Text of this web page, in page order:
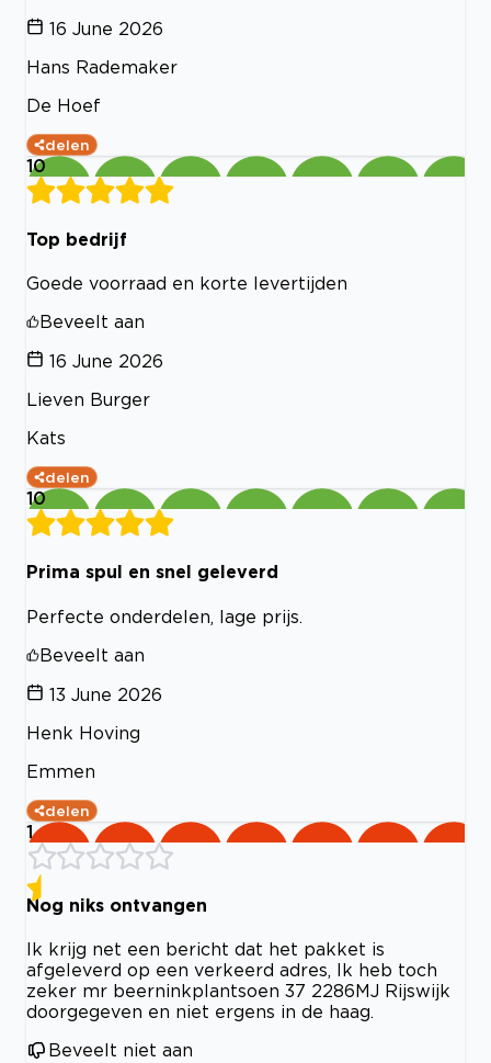
16 June 2026
Hans Rademaker
De Hoef
delen
10
Top bedrijf
Goede voorraad en korte levertijden
Beveelt aan
16 June 2026
Lieven Burger
Kats
delen
10
Prima spul en snel geleverd
Perfecte onderdelen, lage prijs.
Beveelt aan
13 June 2026
Henk Hoving
Emmen
delen
1
Nog niks ontvangen
Ik krijg net een bericht dat het pakket is
afgeleverd op een verkeerd adres, Ik heb toch
zeker mr beerninkplantsoen 37 2286MJ Rijswijk
doorgegeven en niet ergens in de haag.
Beveelt niet aan